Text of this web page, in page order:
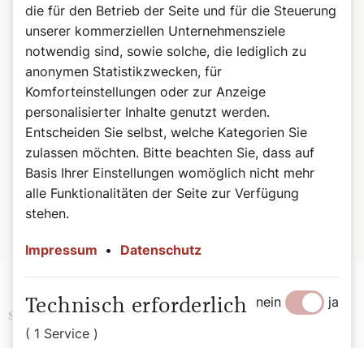
©Wiener Domverlag
Buchtipp: Beten, Herr Pfarrer!
Weitere lustige Anekdoten finden Sie in "Beten, Herr
Pfarrer!" von Bernadette Spitzer.
Beten, Herr Pfarrer! – Anekdoten zwischen Alltag und
Altar. Von Bernadette Spitzer, 176 Seiten, ISBN: 978-3-
85351-332-3, EUR 27,00
Schlagwörter Religion History Papst
die für den Betrieb der Seite und für die Steuerung
unserer kommerziellen Unternehmensziele
notwendig sind, sowie solche, die lediglich zu
anonymen Statistikzwecken, für
Komforteinstellungen oder zur Anzeige
personalisierter Inhalte genutzt werden.
Entscheiden Sie selbst, welche Kategorien Sie
zulassen möchten. Bitte beachten Sie, dass auf
Basis Ihrer Einstellungen womöglich nicht mehr
alle Funktionalitäten der Seite zur Verfügung
stehen.
Impressum • Datenschutz
Technisch erforderlich
( 1 Service )
nein ja